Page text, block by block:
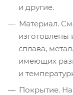
и другие.
Материал.
изготовлены
сплава,
имеющих
и
Покрытие.